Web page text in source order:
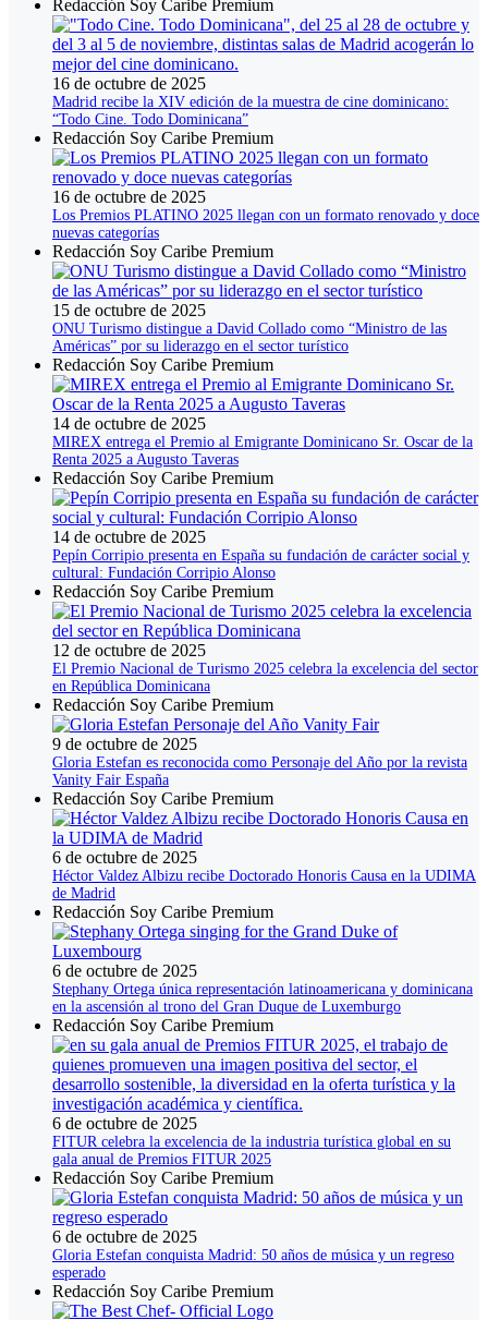
Redacción Soy Caribe Premium
16 de octubre de 2025
Madrid recibe la XIV edición de la muestra de cine dominicano:
“Todo Cine. Todo Dominicana”
Redacción Soy Caribe Premium
16 de octubre de 2025
Los Premios PLATINO 2025 llegan con un formato renovado y doce
nuevas categorías
Redacción Soy Caribe Premium
15 de octubre de 2025
ONU Turismo distingue a David Collado como “Ministro de las
Américas” por su liderazgo en el sector turístico
Redacción Soy Caribe Premium
14 de octubre de 2025
MIREX entrega el Premio al Emigrante Dominicano Sr. Oscar de la
Renta 2025 a Augusto Taveras
Redacción Soy Caribe Premium
14 de octubre de 2025
Pepín Corripio presenta en España su fundación de carácter social y
cultural: Fundación Corripio Alonso
Redacción Soy Caribe Premium
12 de octubre de 2025
El Premio Nacional de Turismo 2025 celebra la excelencia del sector
en República Dominicana
Redacción Soy Caribe Premium
9 de octubre de 2025
Gloria Estefan es reconocida como Personaje del Año por la revista
Vanity Fair España
Redacción Soy Caribe Premium
6 de octubre de 2025
Héctor Valdez Albizu recibe Doctorado Honoris Causa en la UDIMA
de Madrid
Redacción Soy Caribe Premium
6 de octubre de 2025
Stephany Ortega única representación latinoamericana y dominicana
en la ascensión al trono del Gran Duque de Luxemburgo
Redacción Soy Caribe Premium
6 de octubre de 2025
FITUR celebra la excelencia de la industria turística global en su
gala anual de Premios FITUR 2025
Redacción Soy Caribe Premium
6 de octubre de 2025
Gloria Estefan conquista Madrid: 50 años de música y un regreso
esperado
Redacción Soy Caribe Premium